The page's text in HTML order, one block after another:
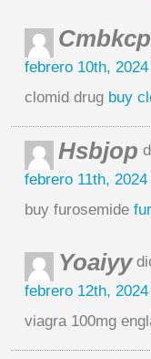
Cmbkcp
febrero 10th,
clomid drug buy
Hsbjop
febrero 11th,
buy furosemide
Yoaiyy
febrero 12th,
viagra 100mg